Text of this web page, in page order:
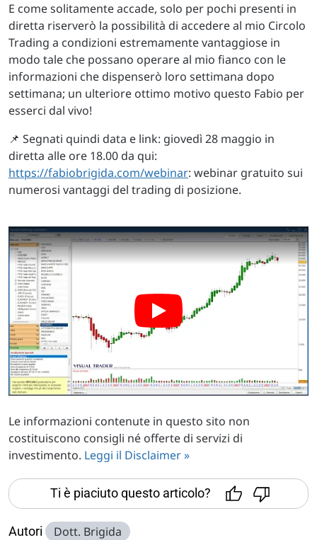
E come solitamente accade, solo per pochi presenti in
diretta riserverò la possibilità di accedere al mio Circolo
Trading a condizioni estremamente vantaggiose in
modo tale che possano operare al mio fianco con le
informazioni che dispenserò loro settimana dopo
settimana; un ulteriore ottimo motivo questo Fabio per
esserci dal vivo!
📌 Segnati quindi data e link: giovedì 28 maggio in
diretta alle ore 18.00 da qui:
https://fabiobrigida.com/webinar: webinar gratuito sui
numerosi vantaggi del trading di posizione.
Le informazioni contenute in questo sito non
costituiscono consigli né offerte di servizi di
investimento. Leggi il Disclaimer »
Ti è piaciuto questo articolo?
Autori Dott. Brigida